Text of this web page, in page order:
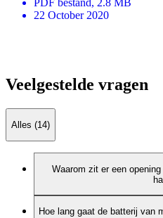
22 October 2020
Veelgestelde vragen
Alles (14)
Waarom zit er een
Hoe lang gaat de batterij van